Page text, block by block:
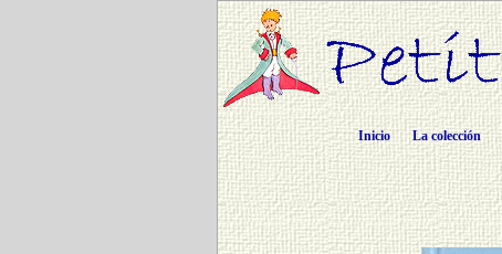
Inicio La colección